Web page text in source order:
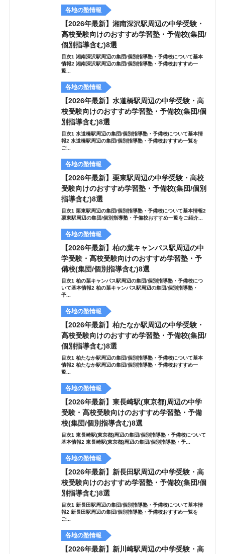
各地の塾情報
【2026年最新】湘南深沢駅周辺の中学受験・
高校受験向けのおすすめ学習塾・予備校(集団/
個別指導含む)8選
目次1 湘南深沢駅周辺の集団/個別指導塾・予備校について基本
情報2 湘南深沢駅周辺の集団/個別指導塾・予備校おすすめ一
覧...
各地の塾情報
【2026年最新】水道橋駅周辺の中学受験・高
校受験向けのおすすめ学習塾・予備校(集団/個
別指導含む)8選
目次1 水道橋駅周辺の集団/個別指導塾・予備校について基本情
報2 水道橋駅周辺の集団/個別指導塾・予備校おすすめ一覧を
ご...
各地の塾情報
【2026年最新】栗東駅周辺の中学受験・高校
受験向けのおすすめ学習塾・予備校(集団/個別
指導含む)8選
目次1 栗東駅周辺の集団/個別指導塾・予備校について基本情報2
栗東駅周辺の集団/個別指導塾・予備校おすすめ一覧をご紹介...
各地の塾情報
【2026年最新】柏の葉キャンパス駅周辺の中
学受験・高校受験向けのおすすめ学習塾・予
備校(集団/個別指導含む)8選
目次1 柏の葉キャンパス駅周辺の集団/個別指導塾・予備校につ
いて基本情報2 柏の葉キャンパス駅周辺の集団/個別指導塾・
予...
各地の塾情報
【2026年最新】柏たなか駅周辺の中学受験・
高校受験向けのおすすめ学習塾・予備校(集団/
個別指導含む)8選
目次1 柏たなか駅周辺の集団/個別指導塾・予備校について基本
情報2 柏たなか駅周辺の集団/個別指導塾・予備校おすすめ一
覧...
各地の塾情報
【2026年最新】東長崎駅(東京都)周辺の中学
受験・高校受験向けのおすすめ学習塾・予備
校(集団/個別指導含む)8選
目次1 東長崎駅(東京都)周辺の集団/個別指導塾・予備校について
基本情報2 東長崎駅(東京都)周辺の集団/個別指導塾・予...
各地の塾情報
【2026年最新】新長田駅周辺の中学受験・高
校受験向けのおすすめ学習塾・予備校(集団/個
別指導含む)8選
目次1 新長田駅周辺の集団/個別指導塾・予備校について基本情
報2 新長田駅周辺の集団/個別指導塾・予備校おすすめ一覧を
ご...
各地の塾情報
【2026年最新】新川崎駅周辺の中学受験・高